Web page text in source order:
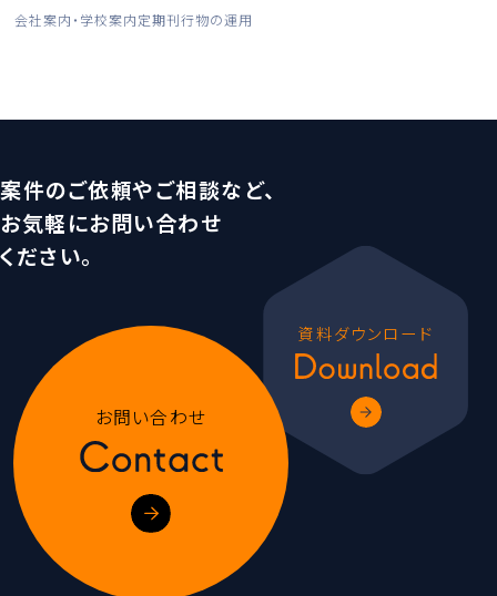
会社案内・学校案内定期刊行物の運用
案件のご依頼やご相談など、
お気軽にお問い合わせ
ください。
お問い合わせ
資料ダウンロード